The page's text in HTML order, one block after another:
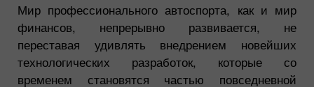
Мир профессионального автоспорта, как и мир
финансов, непрерывно развивается, не
переставая удивлять внедрением новейших
технологических разработок, которые со
временем становятся частью повседневной